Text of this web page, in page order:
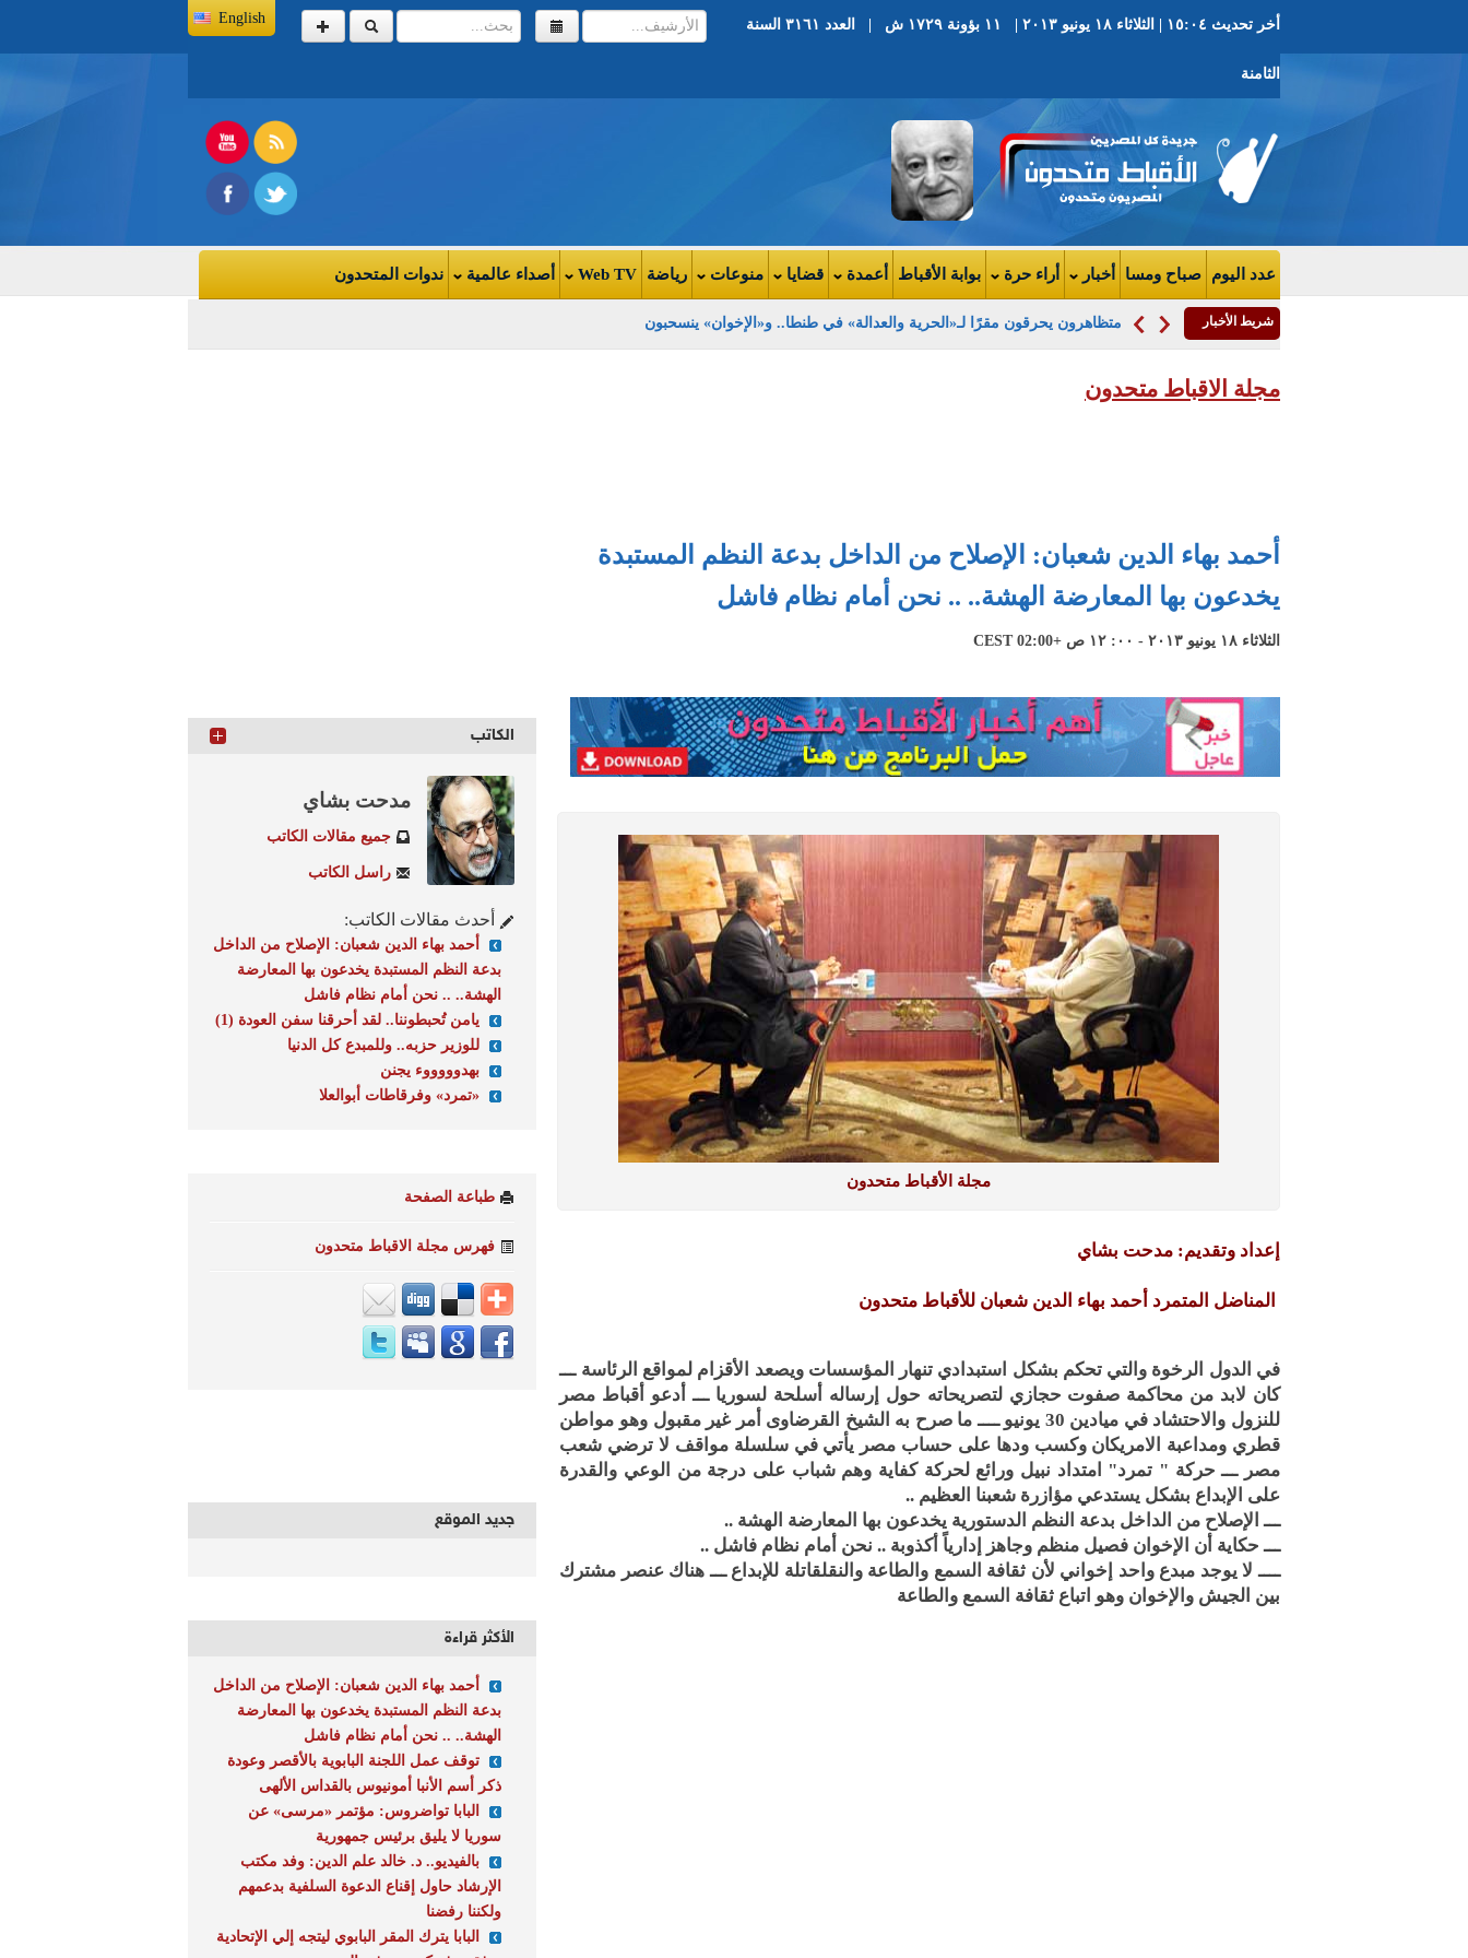
أخر تحديث ١٥:٠٤ | الثلاثاء ١٨ يونيو ٢٠١٣ | ١١ بؤونة ١٧٢٩ ش | العدد ٣١٦١ السنة
الثامنة
English
عدد اليوم صباح ومسا أخبار أراء حرة بوابة الأقباط أعمدة قضايا منوعات رياضة Web TV أصداء عالمية ندوات المتحدون
شريط الأخبار متظاهرون يحرقون مقرًا لـ«الحرية والعدالة» في طنطا.. و«الإخوان» ينسحبون
مجلة الاقباط متحدون
أحمد بهاء الدين شعبان: الإصلاح من الداخل بدعة النظم المستبدة
يخدعون بها المعارضة الهشة.. .. نحن أمام نظام فاشل
الثلاثاء ١٨ يونيو ٢٠١٣ - ٠٠: ١٢ ص +02:00 CEST
مجلة الأقباط متحدون
إعداد وتقديم: مدحت بشاي
المناضل المتمرد أحمد بهاء الدين شعبان للأقباط متحدون
في الدول الرخوة والتي تحكم بشكل استبدادي تنهار المؤسسات ويصعد الأقزام لمواقع الرئاسة ـــ
كان لابد من محاكمة صفوت حجازي لتصريحاته حول إرساله أسلحة لسوريا ـــ أدعو أقباط مصر
للنزول والاحتشاد في ميادين 30 يونيو ــــ ما صرح به الشيخ القرضاوى أمر غير مقبول وهو مواطن
قطري ومداعبة الامريكان وكسب ودها على حساب مصر يأتي في سلسلة مواقف لا ترضي شعب
مصر ـــ حركة " تمرد" امتداد نبيل ورائع لحركة كفاية وهم شباب على درجة من الوعي والقدرة
على الإبداع بشكل يستدعي مؤازرة شعبنا العظيم ..
ـــ الإصلاح من الداخل بدعة النظم الدستورية يخدعون بها المعارضة الهشة ..
ـــ حكاية أن الإخوان فصيل منظم وجاهز إدارياً أكذوبة .. نحن أمام نظام فاشل ..
ــــ لا يوجد مبدع واحد إخواني لأن ثقافة السمع والطاعة والنقلقاتلة للإبداع ـــ هناك عنصر مشترك
بين الجيش والإخوان وهو اتباع ثقافة السمع والطاعة
الكاتب
مدحت بشاي
جميع مقالات الكاتب
راسل الكاتب
أحدث مقالات الكاتب:
أحمد بهاء الدين شعبان: الإصلاح من الداخل
بدعة النظم المستبدة يخدعون بها المعارضة
الهشة.. .. نحن أمام نظام فاشل
يامن تُحبطوننا.. لقد أحرقنا سفن العودة (1)
للوزير حزبه.. وللمبدع كل الدنيا
بهدوووووء يجنن
«تمرد» وفرقاطات أبوالعلا
طباعة الصفحة
فهرس مجلة الاقباط متحدون
جديد الموقع
الأكثر قراءة
أحمد بهاء الدين شعبان: الإصلاح من الداخل
بدعة النظم المستبدة يخدعون بها المعارضة
الهشة.. .. نحن أمام نظام فاشل
توقف عمل اللجنة البابوية بالأقصر وعودة
ذكر أسم الأنبا أمونيوس بالقداس الألهى
البابا تواضروس: مؤتمر «مرسى» عن
سوريا لا يليق برئيس جمهورية
بالفيديو.. د. خالد علم الدين: وفد مكتب
الإرشاد حاول إقناع الدعوة السلفية بدعمهم
ولكننا رفضنا
البابا يترك المقر البابوي ليتجه إلي الإتحادية